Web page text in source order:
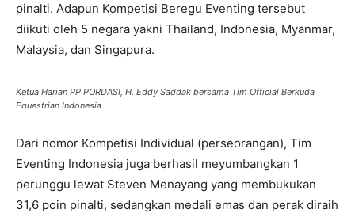
pinalti. Adapun Kompetisi Beregu Eventing tersebut
diikuti oleh 5 negara yakni Thailand, Indonesia, Myanmar,
Malaysia, dan Singapura.
Ketua Harian PP PORDASI, H. Eddy Saddak bersama Tim Official Berkuda
Equestrian Indonesia
Dari nomor Kompetisi Individual (perseorangan), Tim
Eventing Indonesia juga berhasil meyumbangkan 1
perunggu lewat Steven Menayang yang membukukan
31,6 poin pinalti, sedangkan medali emas dan perak diraih